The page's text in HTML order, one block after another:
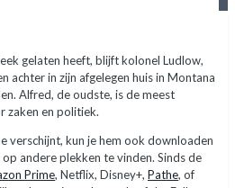
gelaten heeft, blijft kolonel Ludlow,
achter in zijn afgelegen huis in Montana
Alfred, de oudste, is de meest
zaken en politiek.
verschijnt, kun je hem ook downloaden
andere plekken te vinden. Sinds de
Prime, Netflix, Disney+, Pathe, of